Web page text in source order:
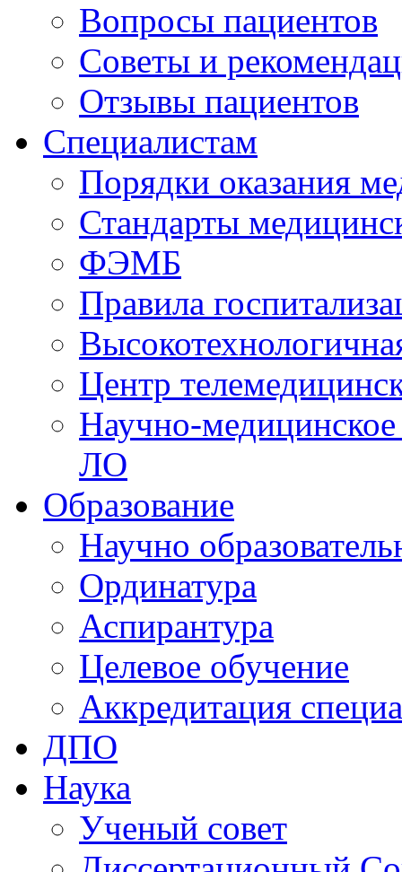
Вопросы пациентов
Советы и
Отзывы пациентов
Специалистам
Порядки оказания
Стандарты
ФЭМБ
Правила
Центр
Научно-
ЛО
Образование
Научно
Ординатура
Аспирантура
Целевое обучение
Аккредитация
ДПО
Наука
Ученый совет